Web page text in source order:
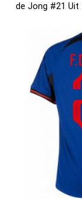
de Jong #21 Uit